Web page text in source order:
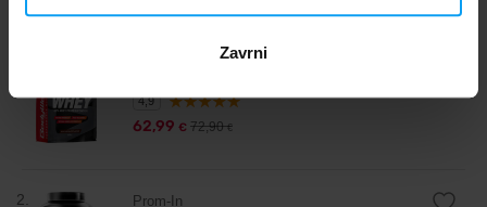
Zavrni
4,9
62,99 € 72,90€
2.
Prom-In